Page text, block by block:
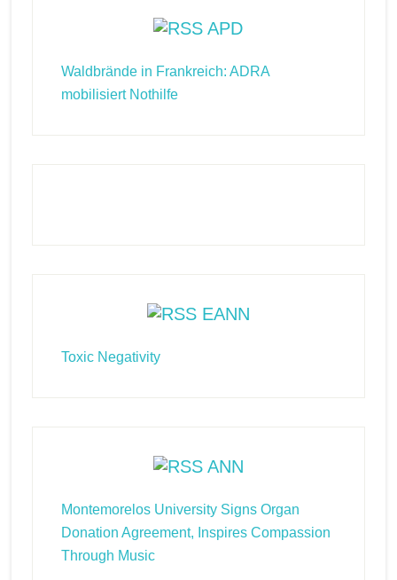
APD
Waldbrände in Frankreich: ADRA
mobilisiert Nothilfe
EANN
Toxic Negativity
ANN
Montemorelos University Signs Organ
Donation Agreement, Inspires Compassion
Through Music